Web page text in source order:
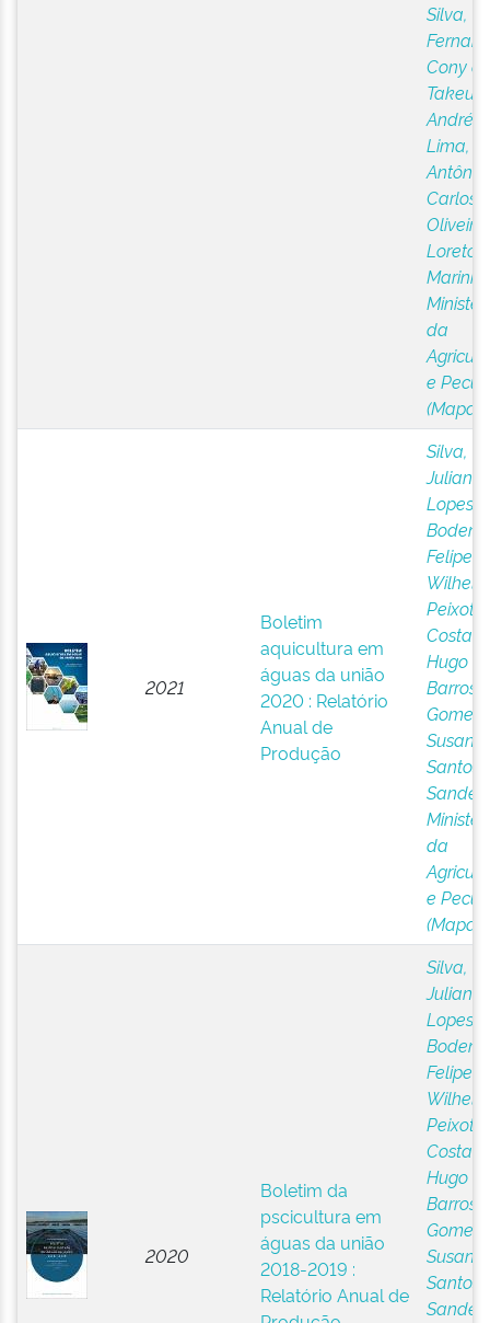
Silva,
Cony
Takeuti,
Andréa
Lima,
Antônio
Carlos
Oliveira
Loreto,
Marinho
da
e
(Mapa)
2021
Boletim
aquicultura em
águas da união
2020 : Relatório
Anual de
Produção
Silva,
Juliana
Lopes
Bodens,
Felipe
Wilhelm
Peixoto
Costa,
Hugo
Barros
Gomes,
Susana
Santos
Sandes
da
e
(Mapa)
2020
Boletim da
pscicultura em
águas da união
2018-2019 :
Relatório Anual de
Silva,
Juliana
Lopes
Bodens,
Felipe
Wilhelm
Peixoto
Costa,
Hugo
Barros
Gomes,
Susana
Santos
Sandes